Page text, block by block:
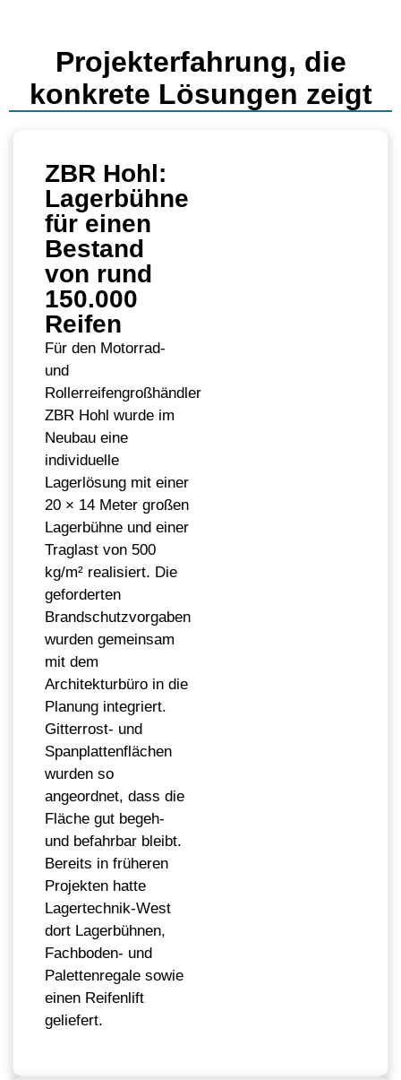
Projekterfahrung, die
konkrete Lösungen zeigt
ZBR Hohl:
Lagerbühne
für einen
Bestand
von rund
150.000
Reifen
Für den Motorrad-
und
Rollerreifengroßhändler
ZBR Hohl wurde im
Neubau eine
individuelle
Lagerlösung mit einer
20 × 14 Meter großen
Lagerbühne und einer
Traglast von 500
kg/m² realisiert. Die
geforderten
Brandschutzvorgaben
wurden gemeinsam
mit dem
Architekturbüro in die
Planung integriert.
Gitterrost- und
Spanplattenflächen
wurden so
angeordnet, dass die
Fläche gut begeh-
und befahrbar bleibt.
Bereits in früheren
Projekten hatte
Lagertechnik-West
dort Lagerbühnen,
Fachboden- und
Palettenregale sowie
einen Reifenlift
geliefert.